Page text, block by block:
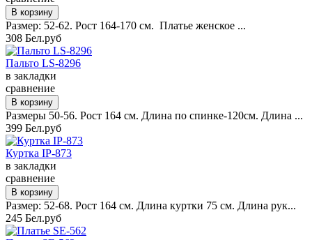
Размер: 52-62. Рост 164-170 см. Платье женское ...
308 Бел.руб
Пальто LS-8296
в закладки
сравнение
Размеры 50-56. Рост 164 см. Длина по спинке-120см. Длина ...
399 Бел.руб
Куртка IP-873
в закладки
сравнение
Размер: 52-68. Рост 164 см. Длина куртки 75 см. Длина рук...
245 Бел.руб